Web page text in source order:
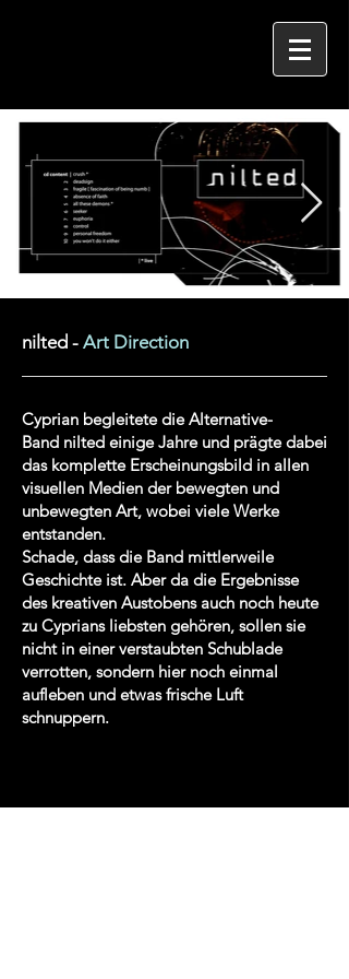
nilted - Art Direction
Cyprian begleitete die Alternative-
Band nilted einige Jahre und prägte dabei
das komplette Erscheinungsbild in allen
visuellen Medien der bewegten und
unbewegten Art, wobei viele Werke
entstanden.
Schade, dass die Band mittlerweile
Geschichte ist. Aber da die Ergebnisse
des kreativen Austobens auch noch heute
zu Cyprians liebsten gehören, sollen sie
nicht in einer verstaubten Schublade
verrotten, sondern hier noch einmal
aufleben und etwas frische Luft
schnuppern.